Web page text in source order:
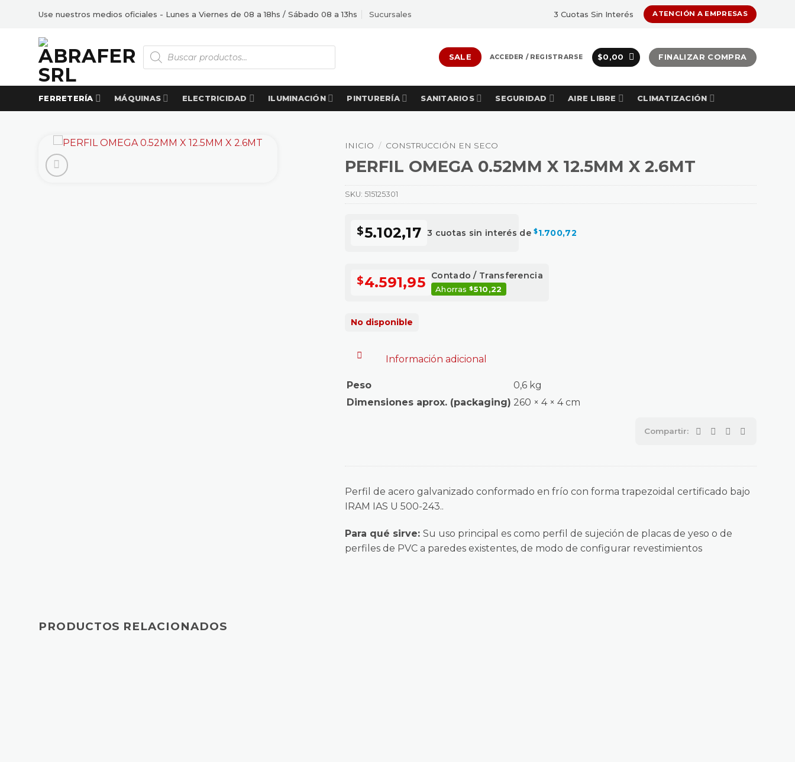
contenido
Use nuestros medios oficiales - Lunes a Viernes de 08 a 18hs / Sábado 08 a 13hs Sucursales 3 Cuotas Sin Interés ATENCIÓN A EMPRESAS
Búsqueda
de
productos
SALE ACCEDER / REGISTRARSE $0,00 FINALIZAR COMPRA
FERRETERÍA MÁQUINAS ELECTRICIDAD ILUMINACIÓN PINTURERÍA SANITARIOS SEGURIDAD AIRE LIBRE CLIMATIZACIÓN
INICIO / CONSTRUCCIÓN EN SECO
PERFIL OMEGA 0.52MM X 12.5MM X 2.6MT
$5.102,17 3 cuotas sin interés de$1.700,72
$4.591,95 Contado / Transferencia
Ahorras$510,22
Perfil de acero galvanizado conformado en frío con forma trapezoidal certificado bajo
IRAM IAS U 500-243..
Para qué sirve:Su uso principal es como perfil de sujeción de placas de yeso o de
perfiles de PVC a paredes existentes, de modo de configurar revestimientos
No disponible
SKU:515125301
Información adicional
Peso
0,6 kg
Dimensiones aprox. (packaging) 260 × 4 × 4 cm
PRODUCTOS RELACIONADOS